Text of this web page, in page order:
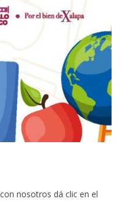
nosotros dá clic en el